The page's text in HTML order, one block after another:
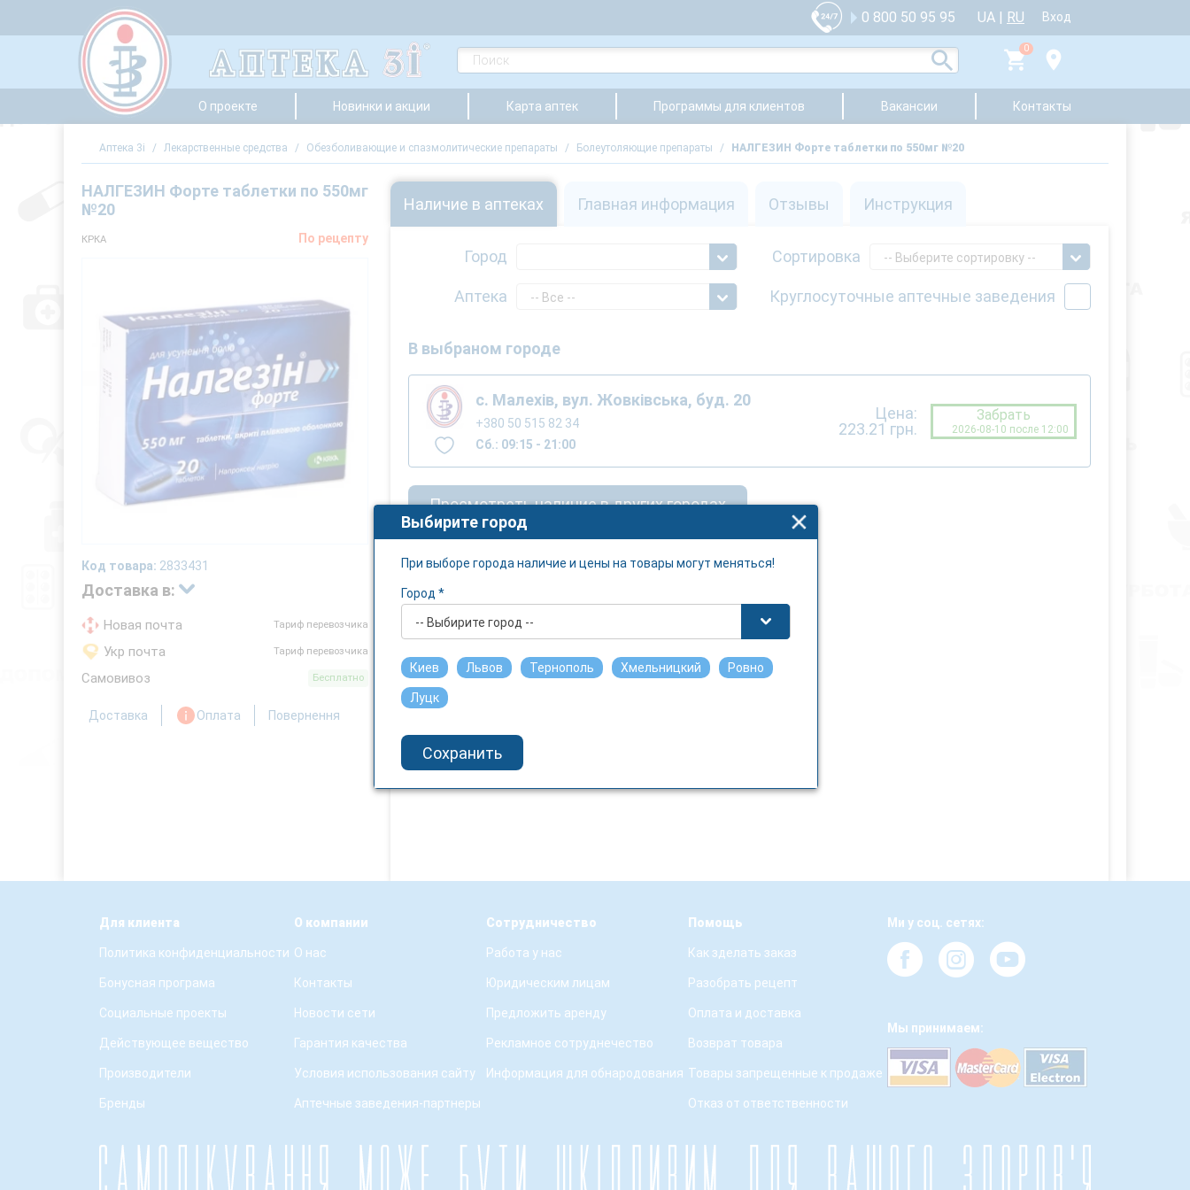
0 800 50 95 95 UA | RU Вход
0
О проекте Новинки и акции Карта аптек Программы для клиентов Вакансии Контакты
Аптека 3i / Лекарственные средства / Обезболивающие и спазмолитические препараты / Болеутоляющие препараты / НАЛГЕЗИН Форте таблетки по 550мг №20
НАЛГЕЗИН Форте таблетки по 550мг
№20
По рецепту
КРКА
Код товара: 2833431
Доставка в:
Новая почта Тариф перевозчика
Укр почта Тариф перевозчика
Самовивоз Бесплатно
Доставка Оплата Повернення
Наличие в аптеках Главная информация Отзывы Инструкция
Город
Аптека -- Все --
Сортировка -- Выберите сортировку --
Круглосуточные аптечные заведения
В выбраном городе
с. Малехів, вул. Жовківська, буд. 20
+380 50 515 82 34
Сб.: 09:15 - 21:00
Цена:
223.21 грн.
Забрать
2026-08-10 после 12:00
Просмотреть наличие в других городах
Для клиента
Политика конфиденциальности
Бонусная програма
Социальные проекты
Действующее вещество
Производители
Бренды
О компании
О нас
Контакты
Новости сети
Гарантия качества
Условия использования сайту
Аптечные заведения-партнеры
Сотрудничество
Работа у нас
Юридическим лицам
Предложить аренду
Рекламное сотруднечество
Информация для обнародования
Помощь
Как зделать заказ
Разобрать рецепт
Оплата и доставка
Возврат товара
Товары запрещенные к продаже
Отказ от ответственности
Ми у соц. сетях:
Мы принимаем:
Выбирите город
При выборе города наличие и цены на товары могут меняться!
Город *
-- Выбирите город --
Киев Львов Тернополь Хмельницкий Ровно
Луцк
Сохранить